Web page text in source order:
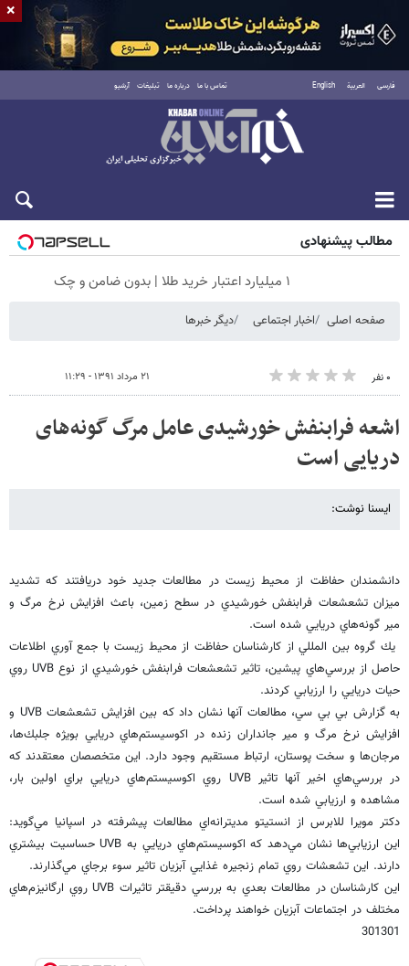
فارسی العربية English تماس با ما درباره ما تبلیغات آرشیو
جمعه ۱۶ مرداد ۱۴۰۵
مطالب پیشنهادی
۱ میلیارد اعتبار خرید طلا | بدون ضامن و چک
صفحه اصلی اخبار اجتماعی دیگر خبرها
۰ نفر ۲۱ مرداد ۱۳۹۱ - ۱۱:۲۹
اشعه فرابنفش خورشیدی عامل مرگ گونه‌های
دریایی است
ایسنا نوشت:
دانشمندان حفاظت از محيط زيست در مطالعات جديد خود دريافتند كه تشديد
ميزان تشعشعات فرابنفش خورشيدي در سطح زمين، باعث افزايش نرخ مرگ و
مير گونه‌هاي دريايي شده است.
يك گروه بين المللي از كارشناسان حفاظت از محيط زيست با جمع آوري اطلاعات
حاصل از بررسي‌هاي پيشين، تاثير تشعشعات فرابنفش خورشيدي از نوع UVB روي
حيات دريايي را ارزيابي كردند.
به گزارش بي بي سي، مطالعات آنها نشان داد كه بين افزايش تشعشعات UVB‌ و
افزايش نرخ مرگ و مير جانداران زنده در اكوسيستم‌هاي دريايي بويژه جلبك‌ها،
مرجان‌ها و سخت پوستان، ارتباط مستقيم وجود دارد. اين متخصصان معتقدند كه
در بررسي‌هاي اخير آنها تاثير UVB روي اكوسيستم‌هاي دريايي براي اولين بار،
مشاهده و ارزيابي شده است.
دكتر مويرا للابرس از انستيتو مديترانه‌اي مطالعات پيشرفته در اسپانيا مي‌گويد:
اين ارزيابي‌ها نشان مي‌دهد كه اكوسيستم‌هاي دريايي به UVB حساسيت بيشتري
دارند. اين تشعشات روي تمام زنجيره غذايي آبزيان تاثير سوء برجاي مي‌گذارند.
اين كارشناسان در مطالعات بعدي به بررسي دقيقتر تاثيرات UVB روي ارگانيزم‌هاي
مختلف در اجتماعات آبزيان خواهند پرداخت.
301301
×